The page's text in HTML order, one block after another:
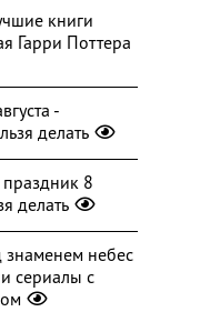
книги
Гарри Поттера
-
делать
8
делать
знаменем небес
сериалы с